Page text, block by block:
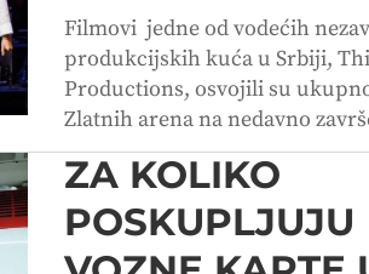
Filmovi jedne od vodećih
produkcijskih kuća u Srbiji,
Productions, osvojili su
Zlatnih arena na nedavno
ZA KOLIKO
POSKUPLJUJU